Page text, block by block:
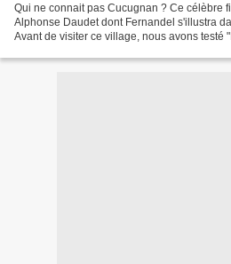
Qui ne connait pas Cucugnan ? Ce célèbre
Alphonse Daudet dont Fernandel s'illustra
Avant de visiter ce village, nous avons testé